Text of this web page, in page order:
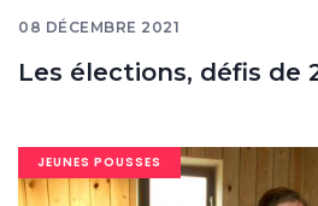
08 DÉCEMBRE 2021
Les élections, défis de
JEUNES POUSSES
Image
banner